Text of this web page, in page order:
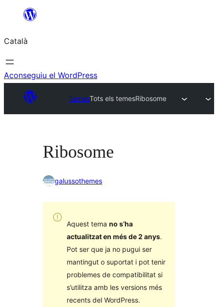
contingut
Català
Aconseguiu el WordPress
TemesTots els temesRibosome
Ribosome
galussothemes
Aquest tema no s’ha
actualitzat en més de 2 anys.
Pot ser que ja no pugui ser
mantingut o suportat i pot tenir
problemes de compatibilitat si
s’utilitza amb les versions més
recents del WordPress.